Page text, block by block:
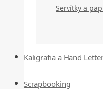
Servítky a
Kaligrafia a Hand
Scrapbooking